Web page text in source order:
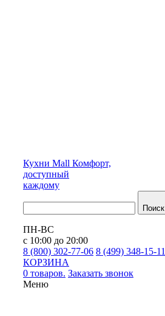
Кухни Mall Комфорт,
доступный
каждому
Поиск
ПН-ВС
с 10:00 до 20:00
8 (800) 302-77-06 8 (499) 348-15-11
КОРЗИНА
0 товаров. Заказать звонок
Меню